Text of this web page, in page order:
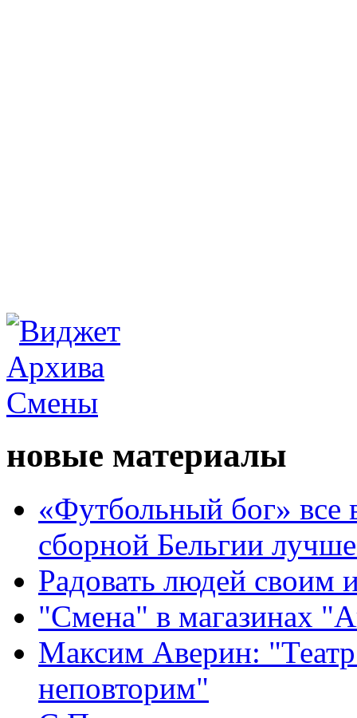
новые материалы
«Футбольный бог» все
сборной Бельгии
Радовать людей своим
"Смена" в магазинах
Максим Аверин:
неповторим"